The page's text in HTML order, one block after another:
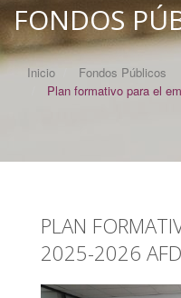
FONDOS
Inicio
Fondos Públicos
Plan formativo para el
PLAN
2025-2026 AFD